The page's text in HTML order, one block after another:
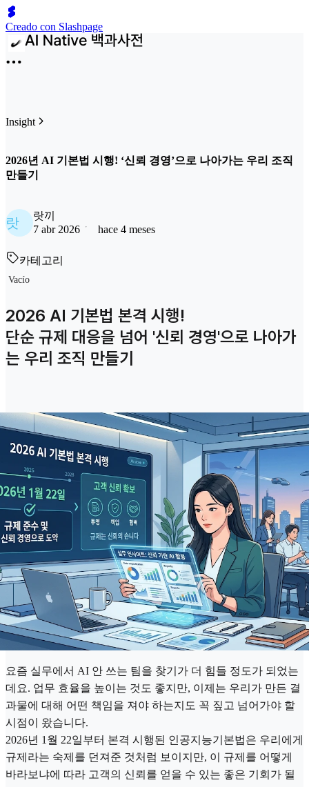
Creado con Slashpage
Insight
2026년 AI 기본법 시행! ‘신뢰 경영’으로 나아가는 우리 조직
만들기
랏
랏끼
7 abr 2026
hace 4 meses
카테고리
Vacío
2026 AI 기본법 본격 시행!
단순 규제 대응을 넘어 '신뢰 경영'으로 나아가
는 우리 조직 만들기
요즘 실무에서 AI 안 쓰는 팀을 찾기가 더 힘들 정도가 되었는
데요. 업무 효율을 높이는 것도 좋지만, 이제는 우리가 만든 결
과물에 대해 어떤 책임을 져야 하는지도 꼭 짚고 넘어가야 할
시점이 왔습니다.
2026년 1월 22일부터 본격 시행된 인공지능기본법은 우리에게
규제라는 숙제를 던져준 것처럼 보이지만, 이 규제를 어떻게
바라보냐에 따라 고객의 신뢰를 얻을 수 있는 좋은 기회가 될